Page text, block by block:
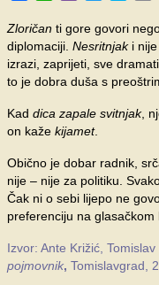
Zloričan ti gore govori
diplomaciji. Nesritnjaki nije
izrazi, zaprijeti, sve
to je dobra duša s
Kad dica zapale svitnjak,
on kaže kijamet.
Obično je dobar radnik,
nije – nije za politiku.
Čak ni o sebi lijepo ne
preferenciju na glasačkom
Izvor: Ante Križić,
pojmovnik, Tomislavgrad,